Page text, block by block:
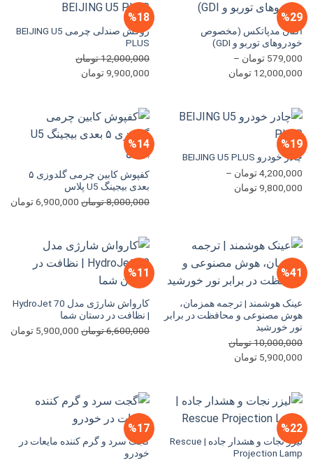
%29
اکتان مدپاتکس (مخصوص
خودروهای توربو و GDI)
579,000 تومان –
12,000,000 تومانمحدوده
تا
%18
روکش صندلی چرمی BEIJING U5
PLUS
12,000,000تومان
قیمت
بود.
9,900,000 تومانقیمت
است.
%19
چادر خودرو BEIJING U5 PLUS
4,200,000 تومان –
9,800,000 تومانمحدوده
9,800,000 تومان
%14
کفپوش کابین چرمی گلدوزی ۵
بعدی بیجینگ U5 پلاس
8,000,000تومان قیمت
بود.
6,900,000 تومان
%41
عینک هوشمند | ترجمه همزمان،
هوش مصنوعی و محافظت در برابر
نور خورشید
10,000,000تومان
قیمت
بود.
5,900,000 تومانقیمت
است.
%11
کارواش شارژی مدل HydroJet 70
| نظافت در دستان شما
6,600,000تومان قیمت
5,900,000 تومان
%22
لیزر نجات و هشدار جاده | Rescue
Projection Lamp
%17
گجت سرد و گرم کننده مایعات در
خودرو